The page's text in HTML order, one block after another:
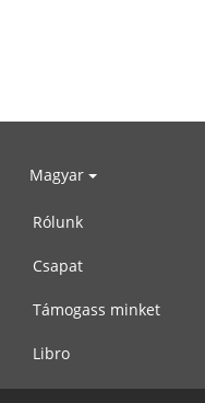
Magyar
Rólunk
Csapat
Támogass minket
Libro